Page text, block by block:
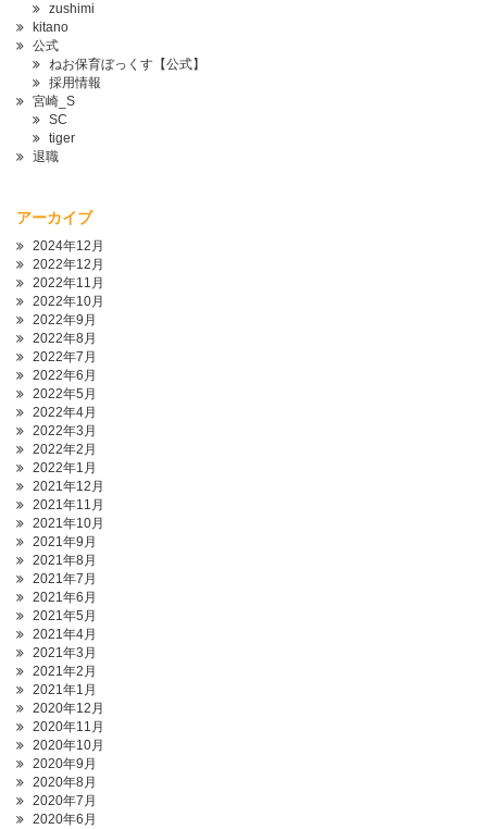
zushimi
kitano
公式
ねお保育ぼっくす【公式】
採用情報
宮崎_S
SC
tiger
退職
アーカイブ
2024年12月
2022年12月
2022年11月
2022年10月
2022年9月
2022年8月
2022年7月
2022年6月
2022年5月
2022年4月
2022年3月
2022年2月
2022年1月
2021年12月
2021年11月
2021年10月
2021年9月
2021年8月
2021年7月
2021年6月
2021年5月
2021年4月
2021年3月
2021年2月
2021年1月
2020年12月
2020年11月
2020年10月
2020年9月
2020年8月
2020年7月
2020年6月